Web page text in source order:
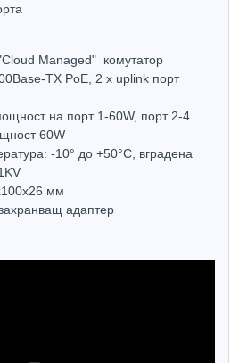
Managed" комутатор
TX PoE, 2 x uplink порт
на порт 1-60W, порт 2-4
60W
-10° до +50°С, вградена
мм
адаптер